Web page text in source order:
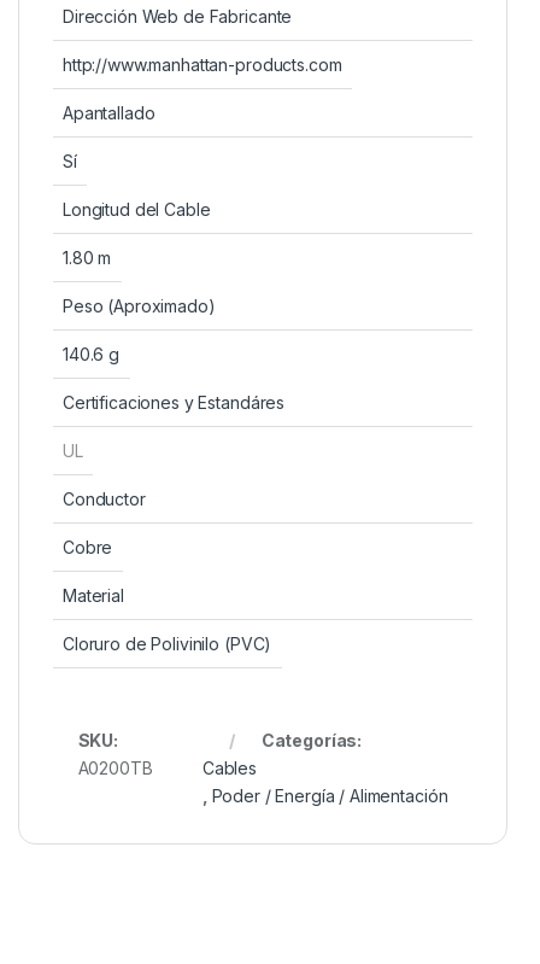
Dirección Web de Fabricante
http://www.manhattan-products.com
Apantallado
Sí
Longitud del Cable
1.80 m
Peso (Aproximado)
140.6 g
Certificaciones y Estandáres
UL
Conductor
Cobre
Material
Cloruro de Polivinilo (PVC)
SKU:
A0200TB
Categorías:
Cables
Poder / Energía / Alimentación